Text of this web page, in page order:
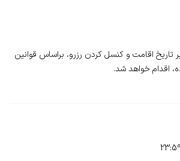
اقامت و کنسل‌ کردن رزرو، بر‌اساس قوانین
اقدام خواهد شد.